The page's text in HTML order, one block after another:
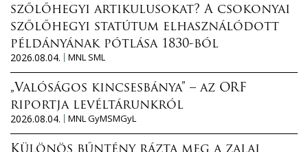
szőlőhegyi artikulusokat? A csokonyai
szőlőhegyi statútum elhasználódott
példányának pótlása 1830-ból
2026.08.04.
MNL SML
„Valóságos kincsesbánya” – az ORF
riportja levéltárunkról
2026.08.04.
MNL GyMSMGyL